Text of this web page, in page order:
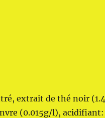
extrait de thé noir (1.4
(0.015g/l), acidifiant: